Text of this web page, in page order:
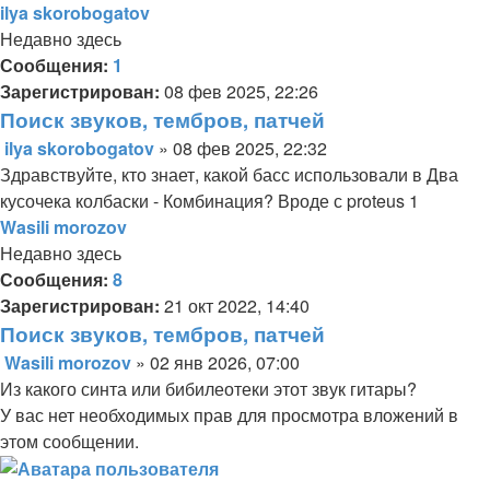
ilya skorobogatov
Недавно здесь
Сообщения: 1
Зарегистрирован: 08 фев 2025, 22:26
Поиск звуков, тембров, патчей
Сообщение
ilya skorobogatov » 08 фев 2025, 22:32
Здравствуйте, кто знает, какой басс использовали в Два
кусочека колбаски - Комбинация? Вроде с proteus 1
Wasili morozov
Недавно здесь
Сообщения: 8
Зарегистрирован: 21 окт 2022, 14:40
Поиск звуков, тембров, патчей
Сообщение
Wasili morozov » 02 янв 2026, 07:00
Из какого синта или бибилеотеки этот звук гитары?
У вас нет необходимых прав для просмотра вложений в
этом сообщении.